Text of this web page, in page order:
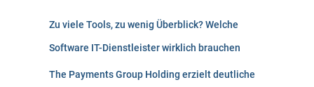
Zu viele Tools, zu wenig Überblick? Welche
Software IT-Dienstleister wirklich brauchen
The Payments Group Holding erzielt deutliche